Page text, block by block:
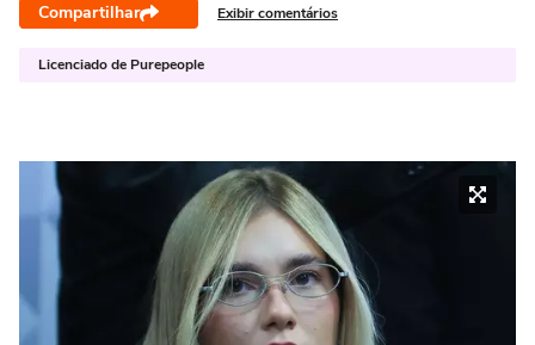
Compartilhar Exibir comentários
Licenciado de Purepeople